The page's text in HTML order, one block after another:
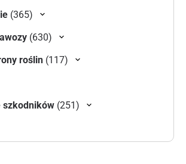
365365 produktów
630630 produktów
roślin 117117 produktów
produktów
szkodników 251251 produktów